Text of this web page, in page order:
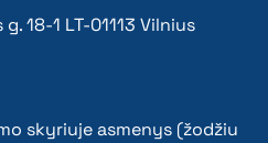
18-1 LT-01113 Vilnius
skyriuje asmenys (žodžiu